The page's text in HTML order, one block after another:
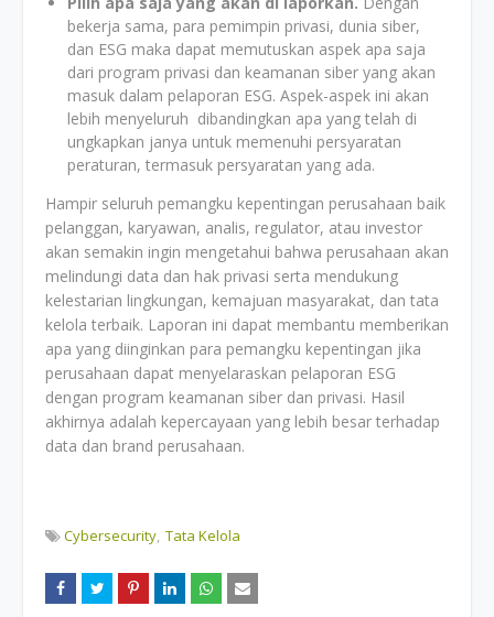
bekerja sama, para pemimpin privasi, dunia siber,
dan ESG maka dapat memutuskan aspek apa saja
dari program privasi dan keamanan siber yang akan
masuk dalam pelaporan ESG. Aspek-aspek ini akan
lebih menyeluruh dibandingkan apa yang telah di
ungkapkan janya untuk memenuhi persyaratan
peraturan, termasuk persyaratan yang ada.
Hampir seluruh pemangku kepentingan perusahaan baik
pelanggan, karyawan, analis, regulator, atau investor
akan semakin ingin mengetahui bahwa perusahaan akan
melindungi data dan hak privasi serta mendukung
kelestarian lingkungan, kemajuan masyarakat, dan tata
kelola terbaik. Laporan ini dapat membantu memberikan
apa yang diinginkan para pemangku kepentingan jika
perusahaan dapat menyelaraskan pelaporan ESG
dengan program keamanan siber dan privasi. Hasil
akhirnya adalah kepercayaan yang lebih besar terhadap
data dan brand perusahaan.
Cybersecurity Tata Kelola